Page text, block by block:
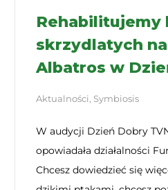
Rehabilitujemy
skrzydlatych
Albatros w
Aktualności, Symbiosis
W audycji Dzień Dobry
opowiadała działalności
Chcesz dowiedzieć się